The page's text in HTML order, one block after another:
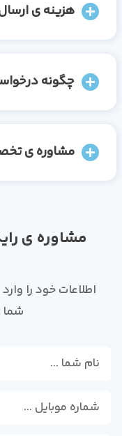
هزینه ی
چگونه
مشاوره ی
مشاوره ی
اطلاعات خود را